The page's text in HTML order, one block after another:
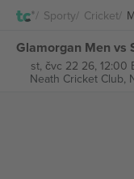
Sporty Cricket
st, čvc 22 26, 12:00
Neath Cricket Club,